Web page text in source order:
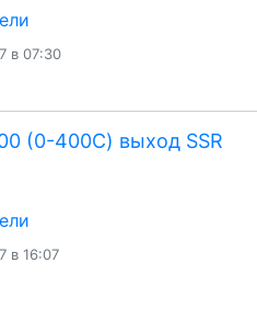
в 07:30
(0-400С) выход SSR
в 16:07